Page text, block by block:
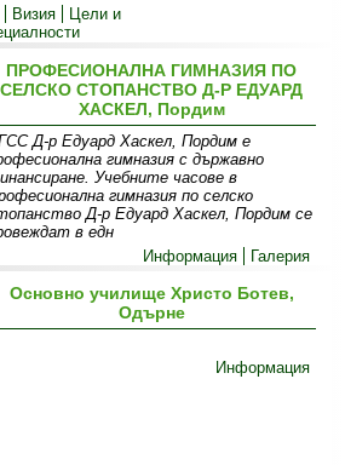
Визия
Цели и
ПРОФЕСИОНАЛНА ГИМНАЗИЯ ПО
СЕЛСКО СТОПАНСТВО Д-Р ЕДУАРД
ХАСКЕЛ, Пордим
Д-р Едуард Хаскел, Пордим е
гимназия с държавно
Учебните часове в
гимназия по селско
Д-р Едуард Хаскел, Пордим се
в едн
Информация
Галерия
Основно училище Христо Ботев,
Одърне
Информация